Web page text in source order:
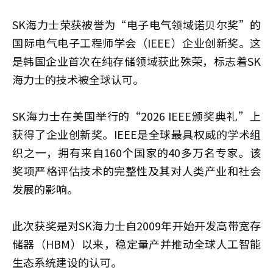
SK海力士荣获被誉为“电子电气领域诺贝尔奖”的
国际电气电子工程师学会（IEEE）企业创新奖。这
是韩国企业首次在纯存储领域获此殊荣，标志着SK
海力士的技术被全球认可。
SK海力士在美国举行的“2026 IEEE颁奖典礼”上
获得了企业创新奖。IEEE是全球最具权威的学术组
织之一，拥有来自160个国家的40多万名专家。该
奖项严格评估技术的完整性及其对人类产业和社会
发展的影响。
此次获奖是对SK海力士自2009年开始开发高带宽存
储器（HBM）以来，稳定量产并推动全球人工智能
生态系统建设的认可。